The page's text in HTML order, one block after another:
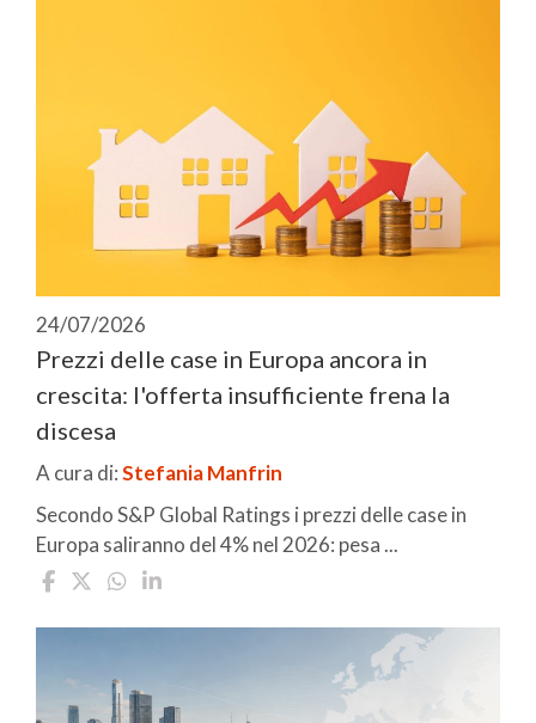
24/07/2026
Prezzi delle case in Europa ancora in
crescita: l'offerta insufficiente frena la
discesa
A cura di:Stefania Manfrin
Secondo S&P Global Ratings i prezzi delle case in
Europa saliranno del 4% nel 2026: pesa ...